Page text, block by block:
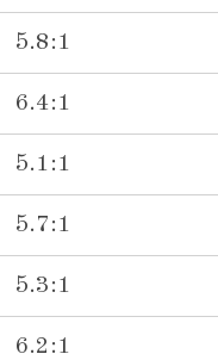
5.8:1
6.4:1
5.1:1
5.7:1
5.3:1
6.2:1